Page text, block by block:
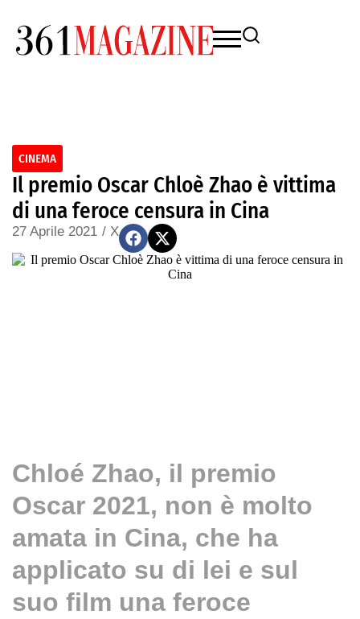
CINEMA
Il premio Oscar Chloè Zhao è vittima
di una feroce censura in Cina
27 Aprile 2021 / X
Chloé Zhao, il premio
Oscar 2021, non è molto
amata in Cina, che ha
applicato su di lei e sul
suo film una feroce